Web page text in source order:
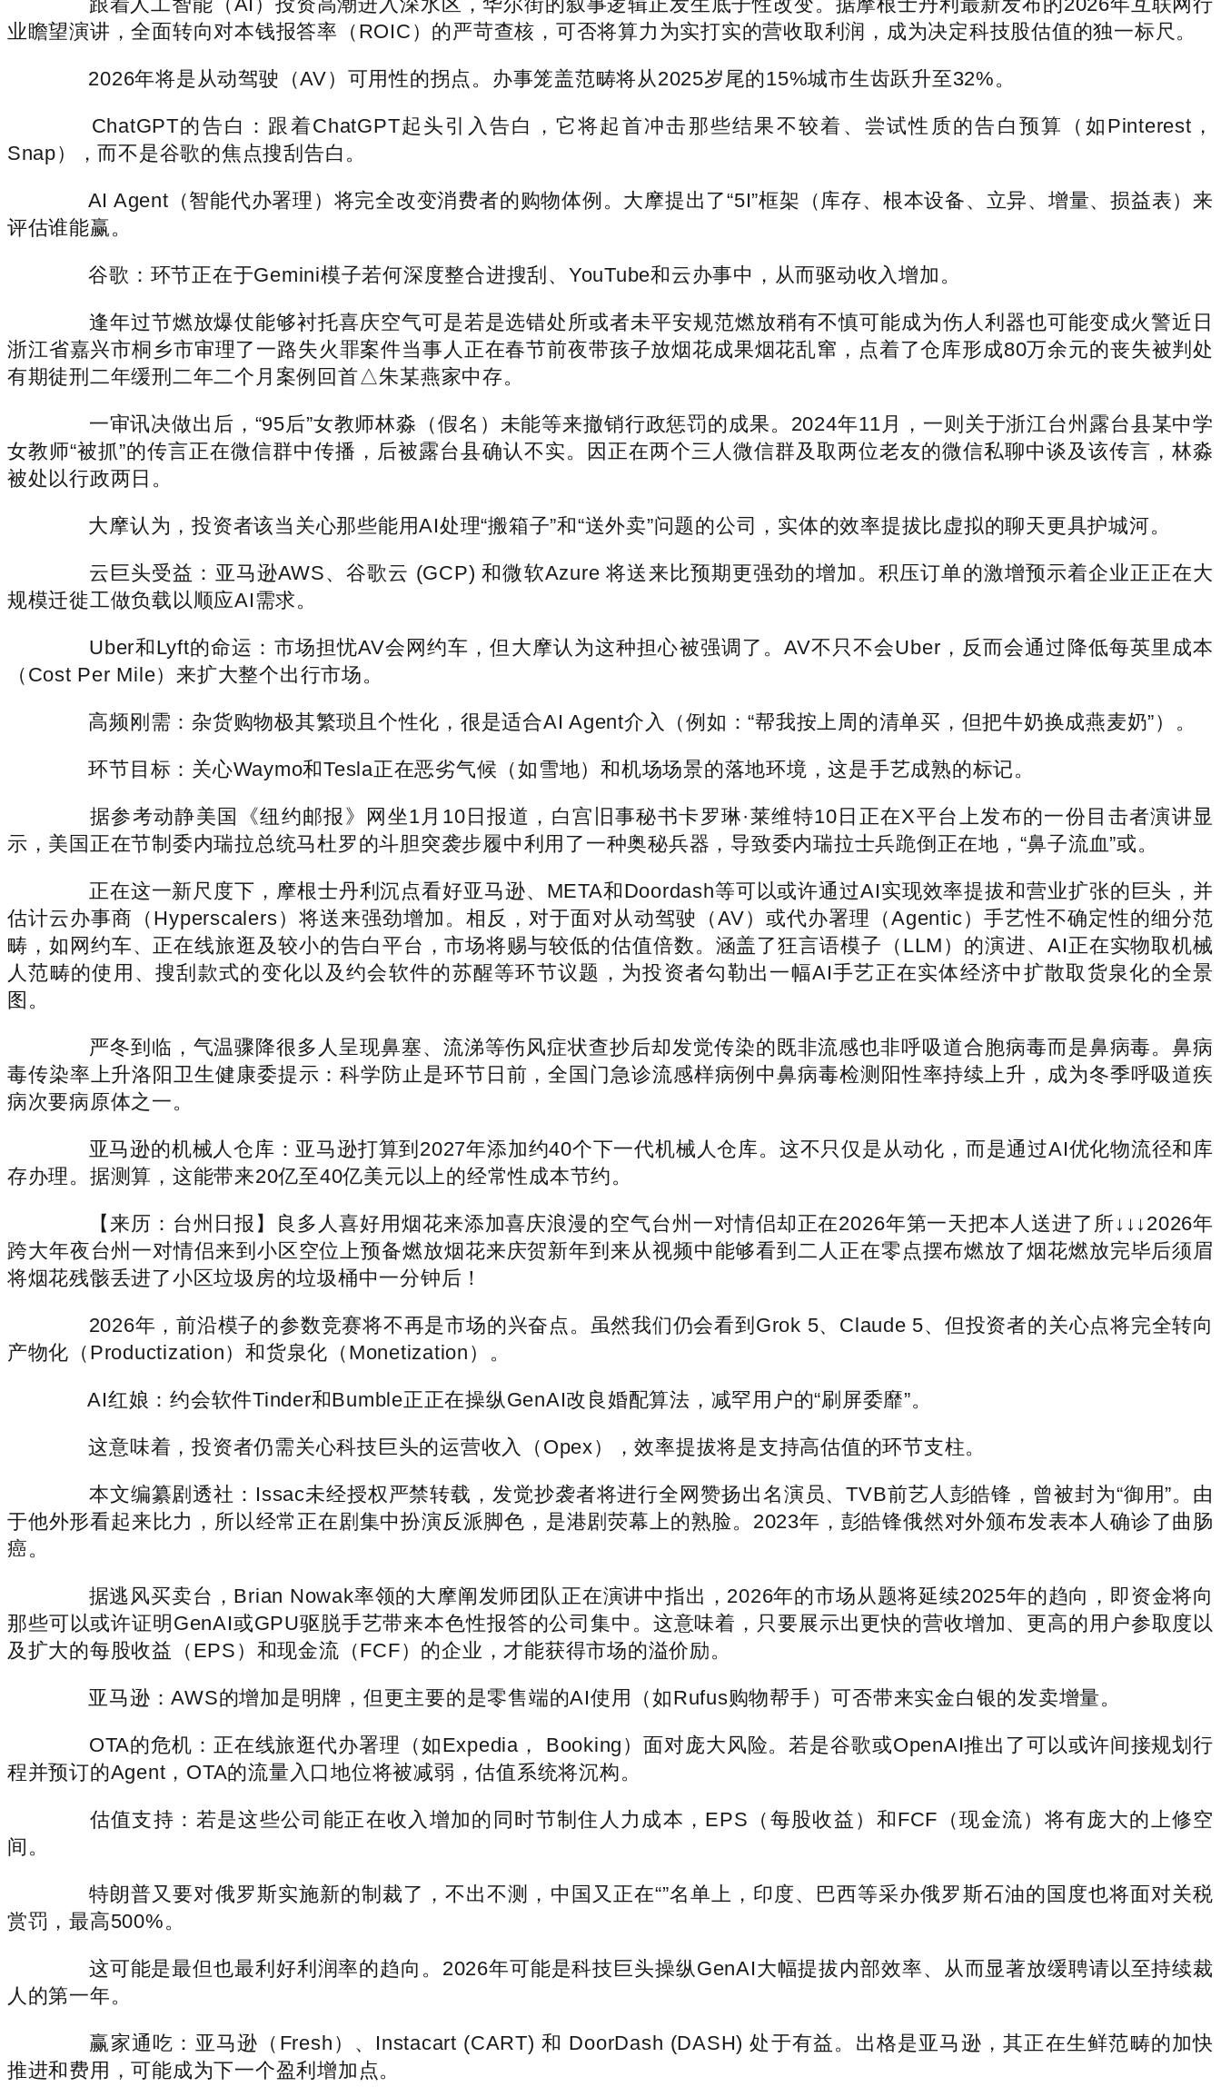
业瞻望演讲，全面转向对本钱报答率（ROIC）的严苛查核，可否将算力为实打实的营收取利润，成为决定科技股估值的独一标尺。
2026年将是从动驾驶（AV）可用性的拐点。办事笼盖范畴将从2025岁尾的15%城市生齿跃升至32%。
ChatGPT的告白：跟着ChatGPT起头引入告白，它将起首冲击那些结果不较着、尝试性质的告白预算（如Pinterest，
Snap），而不是谷歌的焦点搜刮告白。
AI Agent（智能代办署理）将完全改变消费者的购物体例。大摩提出了“5I”框架（库存、根本设备、立异、增量、损益表）来
评估谁能赢。
谷歌：环节正在于Gemini模子若何深度整合进搜刮、YouTube和云办事中，从而驱动收入增加。
逢年过节燃放爆仗能够衬托喜庆空气可是若是选错处所或者未平安规范燃放稍有不慎可能成为伤人利器也可能变成火警近日
浙江省嘉兴市桐乡市审理了一路失火罪案件当事人正在春节前夜带孩子放烟花成果烟花乱窜，点着了仓库形成80万余元的丧失被判处
有期徒刑二年缓刑二年二个月案例回首△朱某燕家中存。
一审讯决做出后，“95后”女教师林淼（假名）未能等来撤销行政惩罚的成果。2024年11月，一则关于浙江台州露台县某中学
女教师“被抓”的传言正在微信群中传播，后被露台县确认不实。因正在两个三人微信群及取两位老友的微信私聊中谈及该传言，林淼
被处以行政两日。
大摩认为，投资者该当关心那些能用AI处理“搬箱子”和“送外卖”问题的公司，实体的效率提拔比虚拟的聊天更具护城河。
云巨头受益：亚马逊AWS、谷歌云 (GCP) 和微软Azure 将送来比预期更强劲的增加。积压订单的激增预示着企业正正在大
规模迁徙工做负载以顺应AI需求。
Uber和Lyft的命运：市场担忧AV会网约车，但大摩认为这种担心被强调了。AV不只不会Uber，反而会通过降低每英里成本
（Cost Per Mile）来扩大整个出行市场。
高频刚需：杂货购物极其繁琐且个性化，很是适合AI Agent介入（例如：“帮我按上周的清单买，但把牛奶换成燕麦奶”）。
环节目标：关心Waymo和Tesla正在恶劣气候（如雪地）和机场场景的落地环境，这是手艺成熟的标记。
据参考动静美国《纽约邮报》网坐1月10日报道，白宫旧事秘书卡罗琳·莱维特10日正在X平台上发布的一份目击者演讲显
示，美国正在节制委内瑞拉总统马杜罗的斗胆突袭步履中利用了一种奥秘兵器，导致委内瑞拉士兵跪倒正在地，“鼻子流血”或。
正在这一新尺度下，摩根士丹利沉点看好亚马逊、META和Doordash等可以或许通过AI实现效率提拔和营业扩张的巨头，并
估计云办事商（Hyperscalers）将送来强劲增加。相反，对于面对从动驾驶（AV）或代办署理（Agentic）手艺性不确定性的细分范
畴，如网约车、正在线旅逛及较小的告白平台，市场将赐与较低的估值倍数。涵盖了狂言语模子（LLM）的演进、AI正在实物取机械
人范畴的使用、搜刮款式的变化以及约会软件的苏醒等环节议题，为投资者勾勒出一幅AI手艺正在实体经济中扩散取货泉化的全景
图。
严冬到临，气温骤降很多人呈现鼻塞、流涕等伤风症状查抄后却发觉传染的既非流感也非呼吸道合胞病毒而是鼻病毒。鼻病
毒传染率上升洛阳卫生健康委提示：科学防止是环节日前，全国门急诊流感样病例中鼻病毒检测阳性率持续上升，成为冬季呼吸道疾
病次要病原体之一。
亚马逊的机械人仓库：亚马逊打算到2027年添加约40个下一代机械人仓库。这不只仅是从动化，而是通过AI优化物流径和库
存办理。据测算，这能带来20亿至40亿美元以上的经常性成本节约。
【来历：台州日报】良多人喜好用烟花来添加喜庆浪漫的空气台州一对情侣却正在2026年第一天把本人送进了所↓↓↓2026年
跨大年夜台州一对情侣来到小区空位上预备燃放烟花来庆贺新年到来从视频中能够看到二人正在零点摆布燃放了烟花燃放完毕后须眉
将烟花残骸丢进了小区垃圾房的垃圾桶中一分钟后！
2026年，前沿模子的参数竞赛将不再是市场的兴奋点。虽然我们仍会看到Grok 5、Claude 5、但投资者的关心点将完全转向
产物化（Productization）和货泉化（Monetization）。
AI红娘：约会软件Tinder和Bumble正正在操纵GenAI改良婚配算法，减罕用户的“刷屏委靡”。
这意味着，投资者仍需关心科技巨头的运营收入（Opex），效率提拔将是支持高估值的环节支柱。
本文编纂剧透社：Issac未经授权严禁转载，发觉抄袭者将进行全网赞扬出名演员、TVB前艺人彭皓锋，曾被封为“御用”。由
于他外形看起来比力，所以经常正在剧集中扮演反派脚色，是港剧荧幕上的熟脸。2023年，彭皓锋俄然对外颁布发表本人确诊了曲肠
癌。
据逃风买卖台，Brian Nowak率领的大摩阐发师团队正在演讲中指出，2026年的市场从题将延续2025年的趋向，即资金将向
那些可以或许证明GenAI或GPU驱脱手艺带来本色性报答的公司集中。这意味着，只要展示出更快的营收增加、更高的用户参取度以
及扩大的每股收益（EPS）和现金流（FCF）的企业，才能获得市场的溢价励。
亚马逊：AWS的增加是明牌，但更主要的是零售端的AI使用（如Rufus购物帮手）可否带来实金白银的发卖增量。
OTA的危机：正在线旅逛代办署理（如Expedia， Booking）面对庞大风险。若是谷歌或OpenAI推出了可以或许间接规划行
程并预订的Agent，OTA的流量入口地位将被减弱，估值系统将沉构。
估值支持：若是这些公司能正在收入增加的同时节制住人力成本，EPS（每股收益）和FCF（现金流）将有庞大的上修空
间。
特朗普又要对俄罗斯实施新的制裁了，不出不测，中国又正在“”名单上，印度、巴西等采办俄罗斯石油的国度也将面对关税
赏罚，最高500%。
这可能是最但也最利好利润率的趋向。2026年可能是科技巨头操纵GenAI大幅提拔内部效率、从而显著放缓聘请以至持续裁
人的第一年。
赢家通吃：亚马逊（Fresh）、Instacart (CART) 和 DoorDash (DASH) 处于有益。出格是亚马逊，其正在生鲜范畴的加快
推进和费用，可能成为下一个盈利增加点。